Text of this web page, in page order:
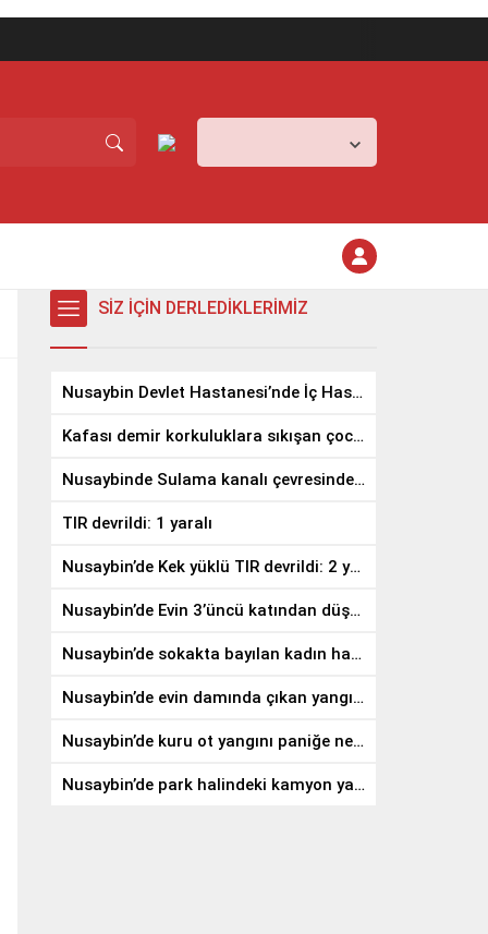
SİZ İÇİN DERLEDİKLERİMİZ
Nusaybin Devlet Hastanesi’nde İç Hastalıkları Uzmanı Göreve Başladı
Kafası demir korkuluklara sıkışan çocuğu gazeteci kurtardı
Nusaybinde Sulama kanalı çevresindeki yangında meyve ağaçları zarar gördü
TIR devrildi: 1 yaralı
Nusaybin’de Kek yüklü TIR devrildi: 2 yaralı
Nusaybin’de Evin 3’üncü katından düşen genç hayatını kaybetti
Nusaybin’de sokakta bayılan kadın hastaneye kaldırıldı
Nusaybin’de evin damında çıkan yangın söndürüldü
Nusaybin’de kuru ot yangını paniğe neden oldu
Nusaybin’de park halindeki kamyon yandı